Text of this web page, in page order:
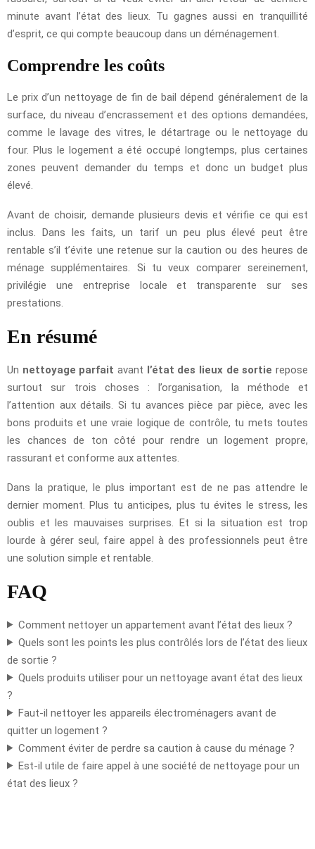
minute avant l’état des lieux. Tu gagnes aussi en tranquillité
d’esprit, ce qui compte beaucoup dans un déménagement.
Comprendre les coûts
Le prix d’un nettoyage de fin de bail dépend généralement de la
surface, du niveau d’encrassement et des options demandées,
comme le lavage des vitres, le détartrage ou le nettoyage du
four. Plus le logement a été occupé longtemps, plus certaines
zones peuvent demander du temps et donc un budget plus
élevé.
Avant de choisir, demande plusieurs devis et vérifie ce qui est
inclus. Dans les faits, un tarif un peu plus élevé peut être
rentable s’il t’évite une retenue sur la caution ou des heures de
ménage supplémentaires. Si tu veux comparer sereinement,
privilégie une entreprise locale et transparente sur ses
prestations.
En résumé
Un nettoyage parfait avant l’état des lieux de sortie repose
surtout sur trois choses : l’organisation, la méthode et
l’attention aux détails. Si tu avances pièce par pièce, avec les
bons produits et une vraie logique de contrôle, tu mets toutes
les chances de ton côté pour rendre un logement propre,
rassurant et conforme aux attentes.
Dans la pratique, le plus important est de ne pas attendre le
dernier moment. Plus tu anticipes, plus tu évites le stress, les
oublis et les mauvaises surprises. Et si la situation est trop
lourde à gérer seul, faire appel à des professionnels peut être
une solution simple et rentable.
FAQ
Comment nettoyer un appartement avant l’état des lieux ?
Quels sont les points les plus contrôlés lors de l’état des lieux
de sortie ?
Quels produits utiliser pour un nettoyage avant état des lieux
?
Faut-il nettoyer les appareils électroménagers avant de
quitter un logement ?
Comment éviter de perdre sa caution à cause du ménage ?
Est-il utile de faire appel à une société de nettoyage pour un
état des lieux ?